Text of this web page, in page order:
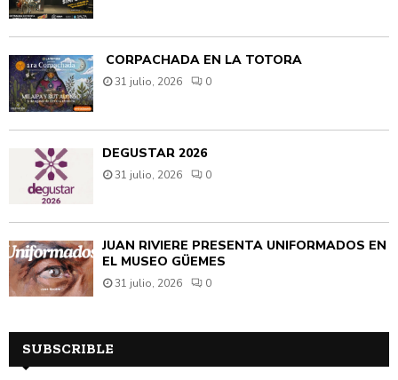
CORPACHADA EN LA TOTORA
31 julio, 2026 0
DEGUSTAR 2026
31 julio, 2026 0
JUAN RIVIÈRE PRESENTA UNIFORMADOS EN
EL MUSEO GÜEMES
31 julio, 2026 0
SUBSCRIBLE